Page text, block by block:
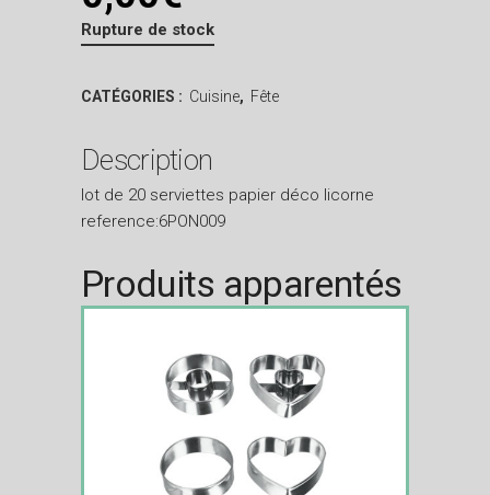
Rupture de stock
CATÉGORIES : Cuisine, Fête
Description
lot de 20 serviettes papier déco licorne
reference:6PON009
Produits apparentés